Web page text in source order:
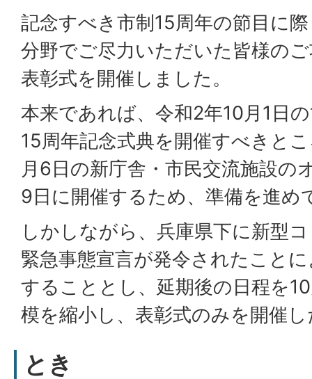
記念すべき市制15周年の節目に
分野でご尽力いただいた皆様の
表彰式を開催しました。
本来であれば、令和2年10月1日
15周年記念式典を開催すべきと
月6日の新庁舎・市民交流施設の
9日に開催するため、準備を進め
しかしながら、兵庫県下に新型
緊急事態宣言が発令されたこと
することとし、延期後の日程を
模を縮小し、表彰式のみを開催
とき